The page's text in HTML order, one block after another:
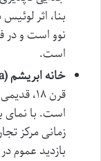
بنا، اثر
نوو است و در
است.
خانه ابریشم (Casa de la Seda)
قرن ۱۸،
است. با نمای
زمانی مرکز
بازدید عموم